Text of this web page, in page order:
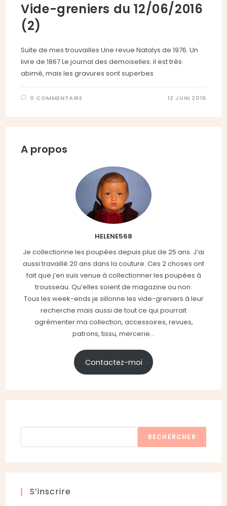
Vide-greniers du 12/06/2016
(2)
Suite de mes trouvailles Une revue Natalys de 1976. Un
livre de 1867 Le journal des demoiselles. il est très
abimé, mais les gravures sont superbes
0 COMMENTAIRE 12 JUIN 2016
A propos
HELENE568
Je collectionne les poupées depuis plus de 25 ans. J’ai
aussi travaillé 20 ans dans la couture. Ces 2 choses ont
fait que j’en suis venue à collectionner les poupées à
trousseau. Qu’elles soient de magazine ou non.
Tous les week-ends je sillonne les vide-greniers à leur
recherche mais aussi de tout ce qui pourrait
agrémenter ma collection, accessoires, revues,
patrons, tissu, mercerie...
Contactez-moi
RECHERCHER
S’inscrire